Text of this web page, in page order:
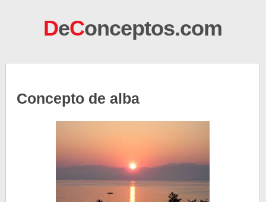
DeConceptos.com
Concepto de alba